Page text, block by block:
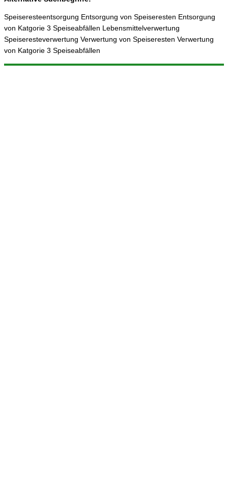
Speiseresteentsorgung Entsorgung von Speiseresten Entsorgung
von Katgorie 3 Speiseabfällen Lebensmittelverwertung
Speiseresteverwertung Verwertung von Speiseresten Verwertung
von Katgorie 3 Speiseabfällen